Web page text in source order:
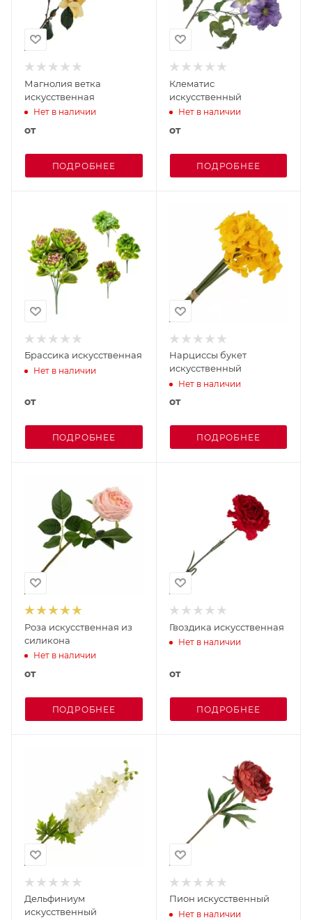
Магнолия ветка
искусственная
Нет в наличии
от
ПОДРОБНЕЕ
Клематис
искусственный
Нет в наличии
от
ПОДРОБНЕЕ
Брассика искусственная
Нет в наличии
от
ПОДРОБНЕЕ
Нарциссы букет
искусственный
Нет в наличии
от
ПОДРОБНЕЕ
Роза искусственная из
силикона
Нет в наличии
от
ПОДРОБНЕЕ
Гвоздика искусственная
Нет в наличии
от
ПОДРОБНЕЕ
Дельфиниум
искусственный
Пион искусственный
Нет в наличии